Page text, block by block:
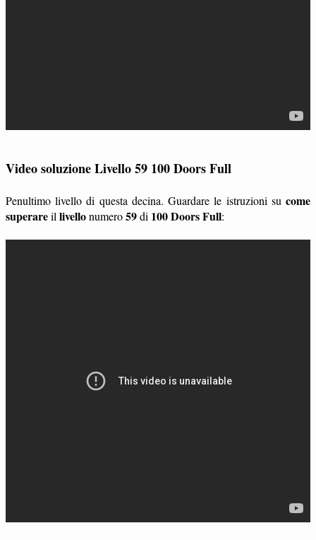
Video soluzione Livello 59 100 Doors Full
Penultimo livello di questa decina. Guardare le istruzioni su come
superareil livellonumero59di 100 Doors Full: